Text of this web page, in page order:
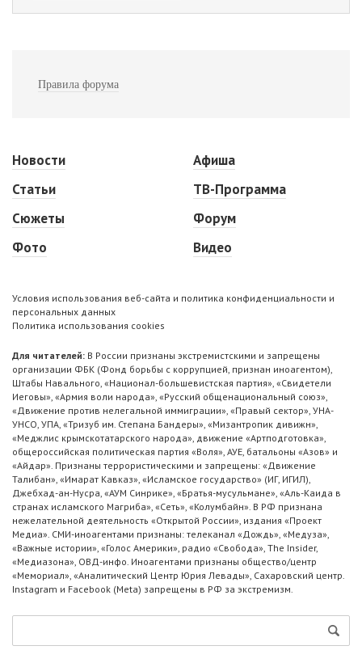
Правила форума
Новости
Статьи
Сюжеты
Фото
Афиша
ТВ-Программа
Форум
Видео
Условия использования веб-сайта и политика конфиденциальности и
персональных данных
Политика использования cookies
Для читателей: В России признаны экстремистскими и запрещены
организации ФБК (Фонд борьбы с коррупцией, признан иноагентом),
Штабы Навального, «Национал-большевистская партия», «Свидетели
Иеговы», «Армия воли народа», «Русский общенациональный союз»,
«Движение против нелегальной иммиграции», «Правый сектор», УНА-
УНСО, УПА, «Тризуб им. Степана Бандеры», «Мизантропик дивижн»,
«Меджлис крымскотатарского народа», движение «Артподготовка»,
общероссийская политическая партия «Воля», АУЕ, батальоны «Азов» и
«Айдар». Признаны террористическими и запрещены: «Движение
Талибан», «Имарат Кавказ», «Исламское государство» (ИГ, ИГИЛ),
Джебхад-ан-Нусра, «АУМ Синрике», «Братья-мусульмане», «Аль-Каида в
странах исламского Магриба», «Сеть», «Колумбайн». В РФ признана
нежелательной деятельность «Открытой России», издания «Проект
Медиа». СМИ-иноагентами признаны: телеканал «Дождь», «Медуза»,
«Важные истории», «Голос Америки», радио «Свобода», The Insider,
«Медиазона», ОВД-инфо. Иноагентами признаны общество/центр
«Мемориал», «Аналитический Центр Юрия Левады», Сахаровский центр.
Instagram и Facebook (Metа) запрещены в РФ за экстремизм.